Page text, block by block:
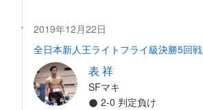
2019年12月22日
全日本新人王ライトフライ級決勝5回戦
表 祥
SFマキ
2-0 判定負け